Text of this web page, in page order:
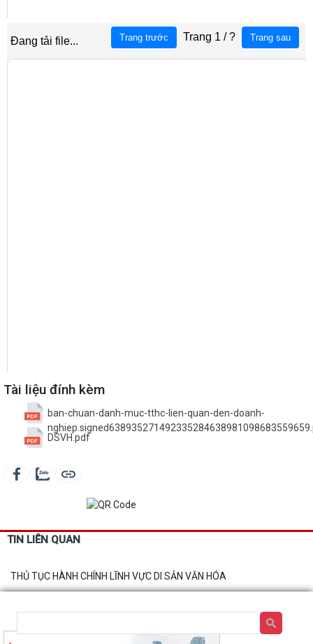
Tài liệu đính kèm
ban-chuan-danh-muc-tthc-lien-quan-den-doanh-
DSVH.pdf
TIN LIÊN QUAN
THỦ TỤC HÀNH CHÍNH LĨNH VỰC DI SẢN VĂN HÓA